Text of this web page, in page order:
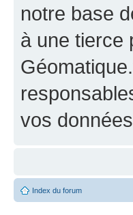
notre base
à une tierce
vos
Index du forum